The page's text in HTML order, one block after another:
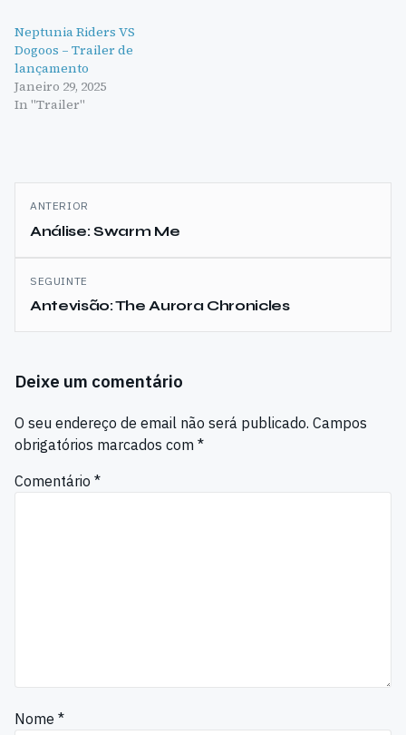
Neptunia Riders VS
Dogoos – Trailer de
lançamento
Janeiro 29, 2025
In "Trailer"
Navegação
de
artigos
ANTERIOR
Análise: Swarm Me
SEGUINTE
Antevisão: The Aurora Chronicles
Deixe um comentário
O seu endereço de email não será publicado. Campos
obrigatórios marcados com *
Comentário *
Nome *